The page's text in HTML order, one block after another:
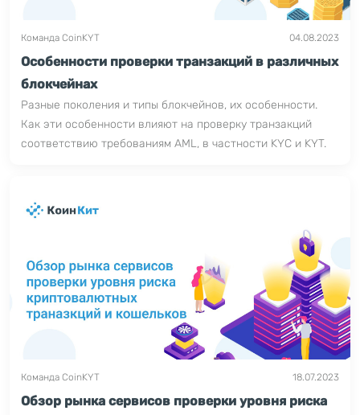
Команда CoinKYT 04.08.2023
Особенности проверки транзакций в различных
блокчейнах
Разные поколения и типы блокчейнов, их особенности.
Как эти особенности влияют на проверку транзакций
соответствию требованиям AML, в частности KYC и KYT.
Команда CoinKYT 18.07.2023
Обзор рынка сервисов проверки уровня риска